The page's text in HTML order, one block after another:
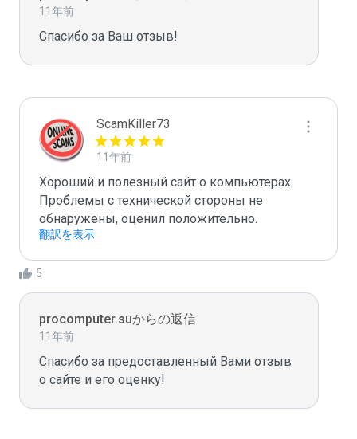
11年前
Спасибо за Ваш отзыв!
ScamKiller73
11年前
Хороший и полезный сайт о компьютерах.
Проблемы с технической стороны не
обнаружены, оценил положительно.
翻訳を表示
5
procomputer.suからの返信
11年前
Спасибо за предоставленный Вами отзыв
о сайте и его оценку!